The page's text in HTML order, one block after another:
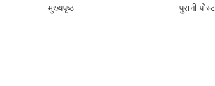
पुरानी पोस्ट
मुख्यपृष्ठ